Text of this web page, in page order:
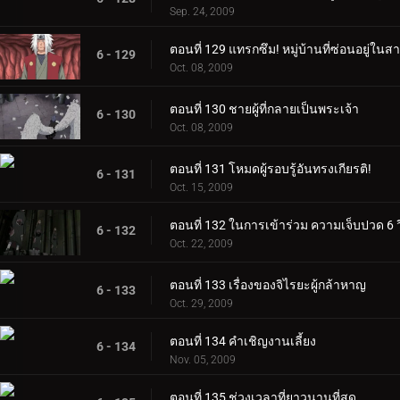
Sep. 24, 2009
6 - 129 ตอนที่ 129 แทรกซึม! หมู่บ้านที่ซ่อนอยู่ในส
Oct. 08, 2009
6 - 130 ตอนที่ 130 ชายผู้ที่กลายเป็นพระเจ้า
Oct. 08, 2009
6 - 131 ตอนที่ 131 โหมดผู้รอบรู้อันทรงเกียรติ!
Oct. 15, 2009
6 - 132 ตอนที่ 132 ในการเข้าร่วม ความเจ็บปวด 6
Oct. 22, 2009
6 - 133 ตอนที่ 133 เรื่องของจิไรยะผู้กล้าหาญ
Oct. 29, 2009
6 - 134 ตอนที่ 134 คำเชิญงานเลี้ยง
Nov. 05, 2009
ตอนที่ 135 ช่วงเวลาที่ยาวนานที่สุด